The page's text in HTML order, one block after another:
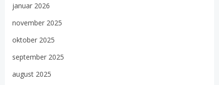
januar 2026
november 2025
oktober 2025
september 2025
august 2025